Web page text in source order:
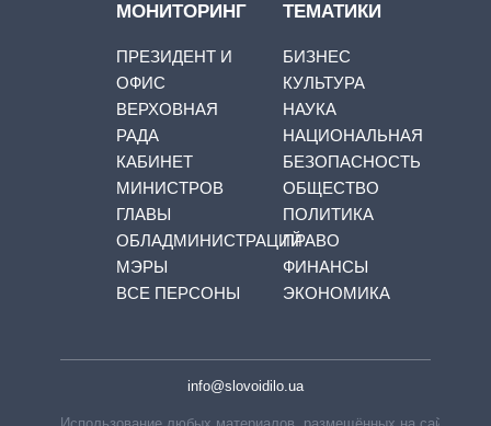
МОНИТОРИНГ
ПРЕЗИДЕНТ И
ОФИС
ВЕРХОВНАЯ
РАДА
КАБИНЕТ
МИНИСТРОВ
ГЛАВЫ
ОБЛАДМИНИСТРАЦИЙ
МЭРЫ
ВСЕ ПЕРСОНЫ
ТЕМАТИКИ
БИЗНЕС
КУЛЬТУРА
НАУКА
НАЦИОНАЛЬНАЯ
БЕЗОПАСНОСТЬ
ОБЩЕСТВО
ПОЛИТИКА
ПРАВО
ФИНАНСЫ
ЭКОНОМИКА
info@slovoidilo.ua